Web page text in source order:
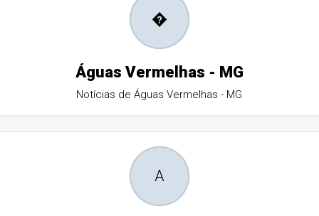
�
Águas Vermelhas - MG
Notícias de Águas Vermelhas - MG
A